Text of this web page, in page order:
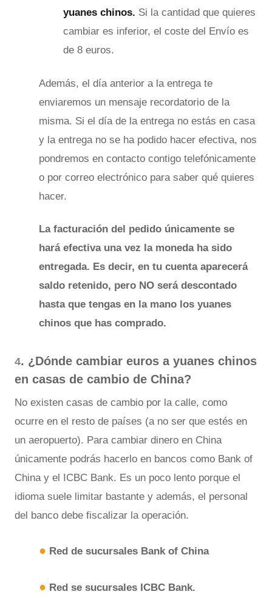
yuanes chinos. Si la cantidad que quieres
cambiar es inferior, el coste del Envío es
de 8 euros.
Además, el día anterior a la entrega te
enviaremos un mensaje recordatorio de la
misma. Si el día de la entrega no estás en casa
y la entrega no se ha podido hacer efectiva, nos
pondremos en contacto contigo telefónicamente
o por correo electrónico para saber qué quieres
hacer.
La facturación del pedido únicamente se
hará efectiva una vez la moneda ha sido
entregada. Es decir, en tu cuenta aparecerá
saldo retenido, pero NO será descontado
hasta que tengas en la mano los yuanes
chinos que has comprado.
4. ¿Dónde cambiar euros a yuanes chinos
en casas de cambio de China?
No existen casas de cambio por la calle, como
ocurre en el resto de países (a no ser que estés en
un aeropuerto). Para cambiar dinero en China
únicamente podrás hacerlo en bancos como Bank of
China y el ICBC Bank. Es un poco lento porque el
idioma suele limitar bastante y además, el personal
del banco debe fiscalizar la operación.
● Red de sucursales Bank of China
● Red se sucursales ICBC Bank.